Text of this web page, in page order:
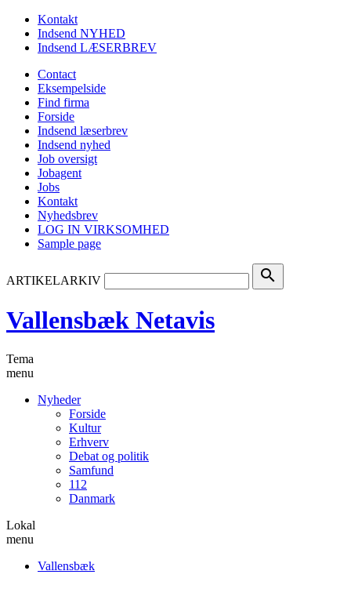
Kontakt
Indsend NYHED
Indsend LÆSERBREV
Contact
Eksempelside
Find firma
Forside
Indsend læserbrev
Indsend nyhed
Job oversigt
Jobagent
Jobs
Kontakt
Nyhedsbrev
LOG IN VIRKSOMHED
Sample page
ARTIKELARKIV search
Vallensbæk Netavis
Tema
menu
Nyheder
Forside
Kultur
Erhverv
Debat og politik
Samfund
112
Danmark
Lokal
menu
Vallensbæk